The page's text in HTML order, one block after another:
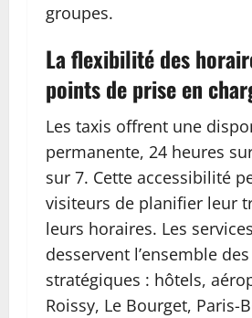
groupes.
La flexibilité des
points de prise en
Les taxis offrent une
permanente, 24 heures
sur 7. Cette accessibilité
visiteurs de planifier leur
leurs horaires. Les
desservent l’ensemble
stratégiques : hôtels,
Roissy, Le Bourget, Paris-